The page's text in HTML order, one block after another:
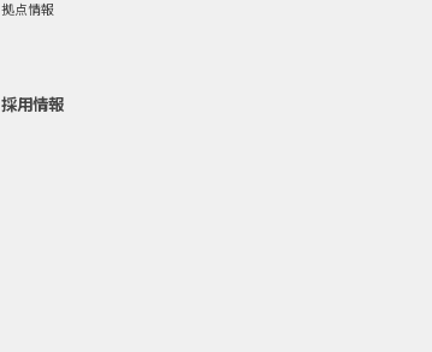
拠点情報
採用情報